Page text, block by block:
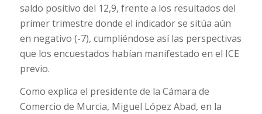
saldo positivo del 12,9, frente a los resultados del
primer trimestre donde el indicador se sitúa aún
en negativo (-7), cumpliéndose así las perspectivas
que los encuestados habían manifestado en el ICE
previo.
Como explica el presidente de la Cámara de
Comercio de Murcia, Miguel López Abad, en la